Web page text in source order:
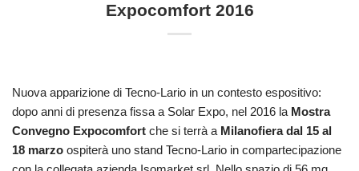
Expocomfort 2016
Nuova apparizione di Tecno-Lario in un contesto espositivo:
dopo anni di presenza fissa a Solar Expo, nel 2016 la Mostra
Convegno Expocomfort che si terrà a Milanofiera dal 15 al
18 marzo ospiterà uno stand Tecno-Lario in compartecipazione